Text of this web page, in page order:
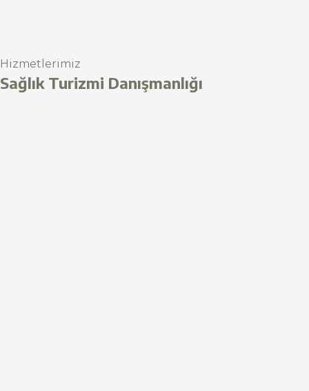
Hizmetlerimiz
Sağlık Turizmi Danışmanlığı